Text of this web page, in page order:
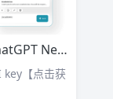
Next Web
【点击获